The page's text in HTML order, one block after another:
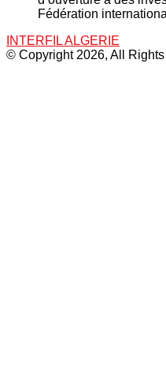
Fédération
INTERFIL ALGERIE
© Copyright 2026, All